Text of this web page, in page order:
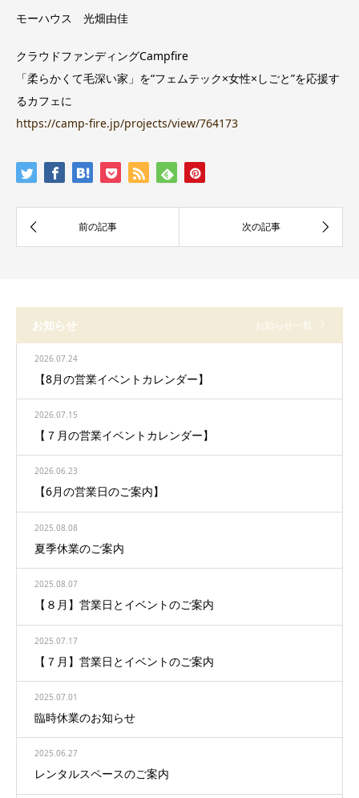
モーハウス 光畑由佳
クラウドファンディングCampfire
「柔らかくて毛深い家」を“フェムテック×女性×しごと”を応援す
るカフェに
https://camp-fire.jp/projects/view/764173
お知らせ お知らせ一覧
2026.07.24
【8月の営業イベントカレンダー】
2026.07.15
【７月の営業イベントカレンダー】
2026.06.23
【6月の営業日のご案内】
2025.08.08
夏季休業のご案内
2025.08.07
【８月】営業日とイベントのご案内
2025.07.17
【７月】営業日とイベントのご案内
2025.07.01
臨時休業のお知らせ
2025.06.27
レンタルスペースのご案内